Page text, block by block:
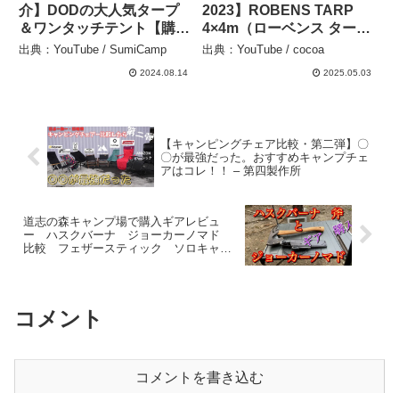
介】DODの大人気タープ
＆ワンタッチテント【購入
レビュー＆初張り！】 –
出典：YouTube / SumiCamp
2024.08.14
2023】ROBENS TARP
4×4m（ローベンス タープ
4×4m）の紹介 #Short #シ
出典：YouTube / cocoa
2025.05.03
【キャンピングチェア比較・第二弾】〇
〇が最強だった。おすすめキャンプチェ
アはコレ！！ – 第四製作所
道志の森キャンプ場で購入ギアレビュ
ー ハスクバーナ ジョーカーノマド
比較 フェザースティック ソロキャン
コメント
コメントを書き込む